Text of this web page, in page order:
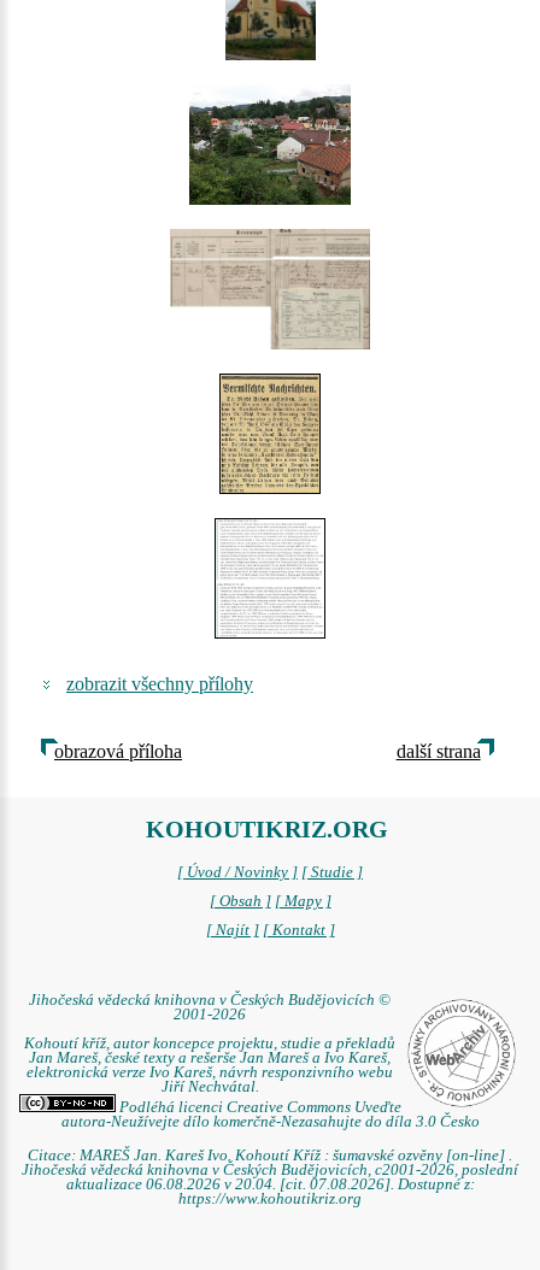
zobrazit všechny přílohy
obrazová příloha další strana
KOHOUTIKRIZ.ORG
[ Úvod / Novinky ] [ Studie ]
[ Obsah ] [ Mapy ]
[ Najít ] [ Kontakt ]
Jihočeská vědecká knihovna v Českých Budějovicích ©
2001-2026
Kohoutí kříž, autor koncepce projektu, studie a překladů
Jan Mareš, české texty a rešerše Jan Mareš a Ivo Kareš,
elektronická verze Ivo Kareš, návrh responzivního webu
Jiří Nechvátal.
Podléhá licenci Creative Commons Uveďte
autora-Neužívejte dílo komerčně-Nezasahujte do díla 3.0 Česko
Citace: MAREŠ Jan. Kareš Ivo. Kohoutí Kříž : šumavské ozvěny [on-line] .
Jihočeská vědecká knihovna v Českých Budějovicích, c2001-2026, poslední
aktualizace 06.08.2026 v 20.04. [cit. 07.08.2026]. Dostupné z:
https://www.kohoutikriz.org